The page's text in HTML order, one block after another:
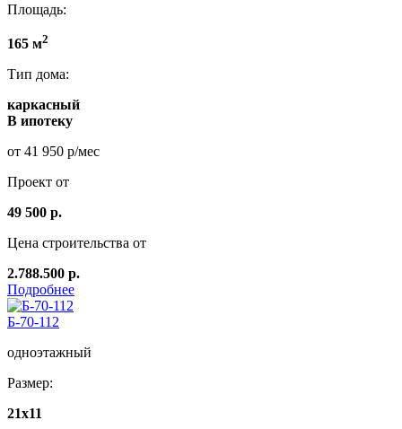
Площадь:
165 м2
Тип дома:
каркасный
В ипотеку
от 41 950 р/мес
Проект от
49 500 р.
Цена строительства от
2.788.500 р.
Подробнее
Б-70-112
одноэтажный
Размер:
21х11